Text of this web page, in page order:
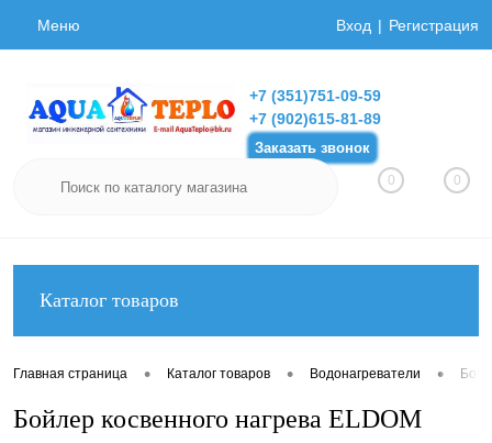
Меню Вход Регистрация
+7 (351)751-09-59
+7 (902)615-81-89
Заказать звонок
0 0
Каталог товаров
Главная страница • Каталог товаров • Водонагреватели •
Бойлер косвенного нагрева ELDOM